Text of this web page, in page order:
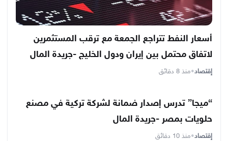
أسعار النفط تتراجع الجمعة مع ترقب المستثمرين
لاتفاق محتمل بين إيران ودول الخليج -جريدة المال
إقتصاد•منذ 8 دقائق
“ميجا” تدرس إصدار ضمانة لشركة تركية في مصنع
حلويات بمصر -جريدة المال
إقتصاد•منذ 10 دقائق